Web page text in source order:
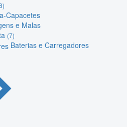
Capacetes
e Malas
(7)
Baterias e Carregadores